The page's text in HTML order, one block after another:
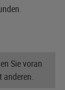
Sie voran